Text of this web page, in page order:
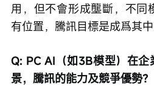
用，但不會形成壟斷，不同
有位置，騰訊目標是成爲其
Q: PC AI（如3B模型）在企
景，騰訊的能力及競爭優勢？